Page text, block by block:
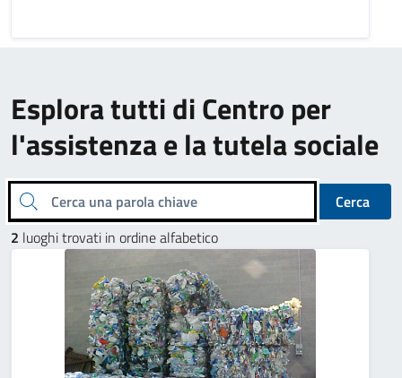
Esplora tutti di Centro per
l'assistenza e la tutela sociale
Cerca una parola chiave
Cerca
2 luoghi trovati in ordine alfabetico